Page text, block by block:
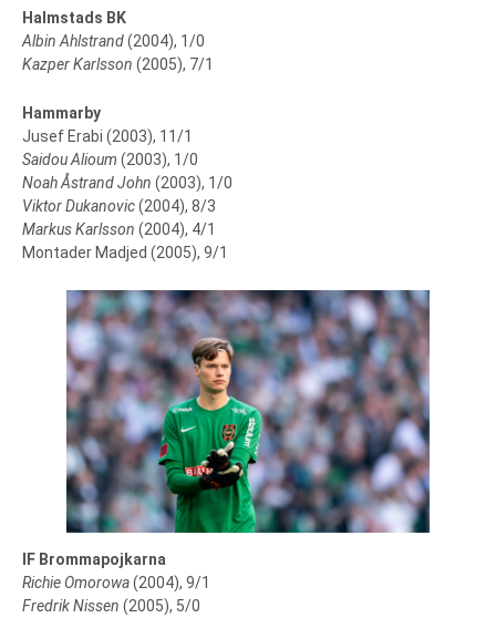
Halmstads BK
Albin Ahlstrand(2004), 1/0
Kazper Karlsson (2005), 7/1
Hammarby
Jusef Erabi (2003), 11/1
Saidou Alioum (2003), 1/0
Noah Åstrand John (2003), 1/0
Viktor Dukanovic(2004), 8/3
Markus Karlsson (2004), 4/1
Montader Madjed (2005), 9/1
IF Brommapojkarna
Richie Omorowa(2004), 9/1
Fredrik Nissen (2005), 5/0